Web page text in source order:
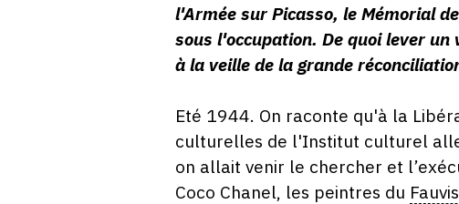
l'Armée sur Picasso, le Mémorial
sous l'occupation. De quoi lever
à la veille de la grande
Eté 1944. On raconte qu'à la
culturelles de l'Institut culturel
on allait venir le chercher et
Coco Chanel, les peintres du